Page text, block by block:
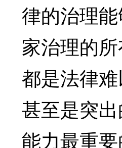
律的治理
家治理的
都是法律
甚至是突
能力最重